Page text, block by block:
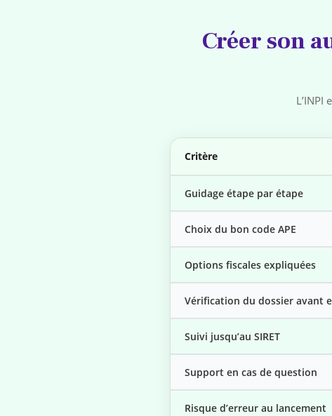
Créer son
Critère
Guidage étape par étape
Choix du bon code APE
Options fiscales expliquées
Vérification du dossier avant
Suivi jusqu’au SIRET
Support en cas de question
Risque d’erreur au lancement